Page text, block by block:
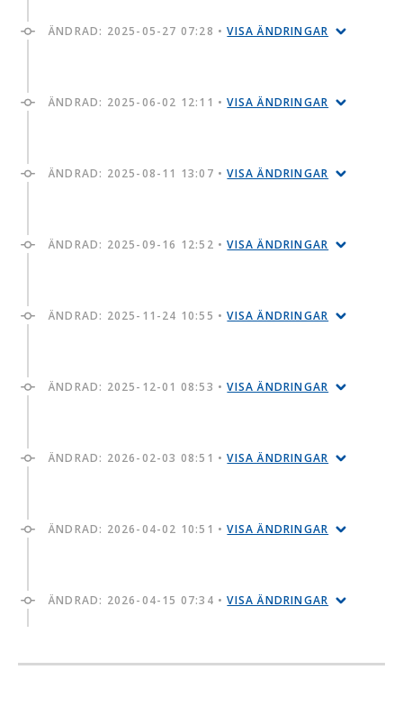
ÄNDRAD: 2025-05-27 07:28 •VISA ÄNDRINGAR
ÄNDRAD: 2025-06-02 12:11 •VISA ÄNDRINGAR
ÄNDRAD: 2025-08-11 13:07 •VISA ÄNDRINGAR
ÄNDRAD: 2025-09-16 12:52 •VISA ÄNDRINGAR
ÄNDRAD: 2025-11-24 10:55 •VISA ÄNDRINGAR
ÄNDRAD: 2025-12-01 08:53 •VISA ÄNDRINGAR
ÄNDRAD: 2026-02-03 08:51 •VISA ÄNDRINGAR
ÄNDRAD: 2026-04-02 10:51 •VISA ÄNDRINGAR
ÄNDRAD: 2026-04-15 07:34 •VISA ÄNDRINGAR